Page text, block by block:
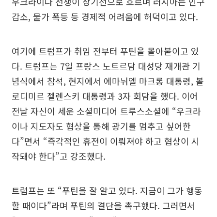
감소, 물가 폭등 등 경제적 어려움에 허덕이고 있다.
여기에 트럼프가 취임 전부터 푸틴을 몰아붙이고 있
다. 트럼프는 7일 프랑스 노트르담 대성당 재개관 기
념식에서 참석, 현지에서 에마뉘엘 마크롱 대통령, 볼
로디미르 젤렌스키 대통령과 3자 회담을 했다. 이어
전날 자신이 세운 소셜미디어 트루스소셜에 “우크라
이나 지도자도 협상을 통해 광기를 멈추고 싶어한
다”면서 “즉각적인 휴전이 이뤄져야 하고 협상이 시
작돼야 한다”고 강조했다.
트럼프는 또 “푸틴을 잘 알고 있다. 지금이 그가 행동
할 때이다”라며 푸틴의 결단을 촉구했다. 그러면서